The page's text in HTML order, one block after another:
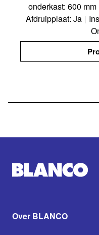
onderkast: 600 mm
Afdruipplaat: Ja |
Over BLANCO